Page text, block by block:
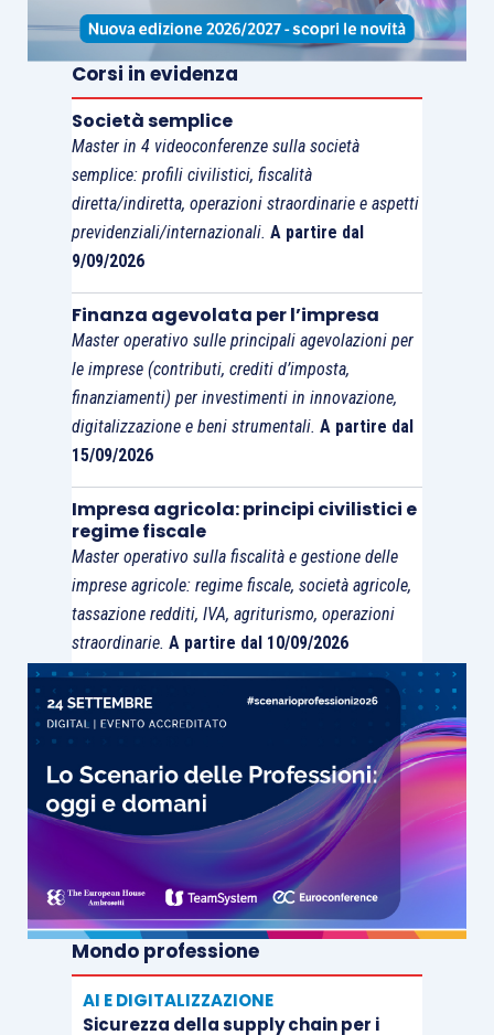
Sospensione
dei termini di
versamento
che scadono
a dicembre
Sospensione dei termini
di versamento delle
ritenute alla fonte,
dell’
previdenziali e
assistenziali, oltre che
dei premi per
obbligatoria, che
scadono nel mese di
dicembre 2020
per tutti i
contribuenti che hanno
subìto una riduzione del
33%nel mese di
novembre (i versamenti
dovranno essere
effettuati dal16.03.2021
anche a rate).
La stessa sospensione
dei termini è estesa
anche a tutti i
contribuenti che hanno
intrapreso l’attività
dopo il
30.11.2019
nonché ai contribuenti
che, indipendentemente
dagli altri requisiti,
economiche sospese
Corsi in evidenza
Società semplice
Master in 4 videoconferenze sulla società
semplice: profili civilistici, fiscalità
diretta/indiretta, operazioni straordinarie e aspetti
previdenziali/internazionali. A partire dal
9/09/2026
Finanza agevolata per l’impresa
Master operativo sulle principali agevolazioni per
le imprese (contributi, crediti d’imposta,
finanziamenti) per investimenti in innovazione,
digitalizzazione e beni strumentali. A partire dal
15/09/2026
Impresa agricola: principi civilistici e
regime fiscale
Master operativo sulla fiscalità e gestione delle
imprese agricole: regime fiscale, società agricole,
tassazione redditi, IVA, agriturismo, operazioni
straordinarie. A partire dal 10/09/2026
Mondo professione
AI E DIGITALIZZAZIONE
Sicurezza della supply chain per i